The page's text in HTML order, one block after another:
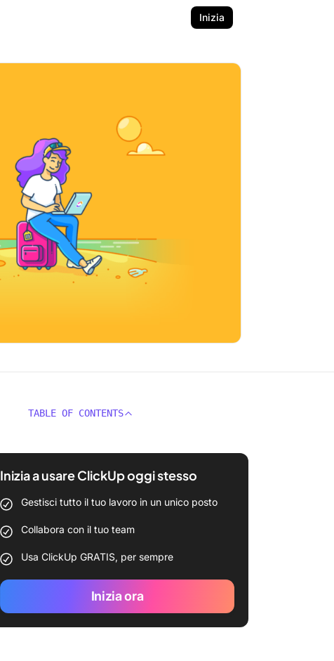
Inizia
TABLE OF CONTENTS
Inizia a usare ClickUp oggi stesso
Gestisci tutto il tuo lavoro in un unico posto
Collabora con il tuo team
Usa ClickUp GRATIS, per sempre
Inizia ora